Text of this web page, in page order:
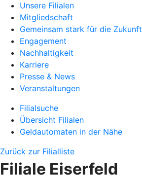
Unsere Filialen
Mitgliedschaft
Gemeinsam stark für die Zukunft
Engagement
Nachhaltigkeit
Karriere
Presse & News
Veranstaltungen
Filialsuche
Übersicht Filialen
Geldautomaten in der Nähe
Zurück zur Filialliste
Filiale Eiserfeld